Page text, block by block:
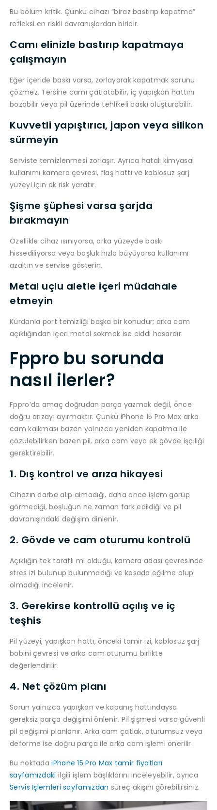
Bu bölüm kritik. Çünkü cihazı “biraz bastırıp kapatma”
refleksi en riskli davranışlardan biridir.
Camı elinizle bastırıp kapatmaya
çalışmayın
Eğer içeride baskı varsa, zorlayarak kapatmak sorunu
çözmez. Tersine camı çatlatabilir, iç yapışkan hattını
bozabilir veya pil üzerinde tehlikeli baskı oluşturabilir.
Kuvvetli yapıştırıcı, japon veya silikon
sürmeyin
Serviste temizlenmesi zorlaşır. Ayrıca hatalı kimyasal
kullanımı kamera çevresi, flaş hattı ve kablosuz şarj
yüzeyi için ek risk yaratır.
Şişme şüphesi varsa şarjda
bırakmayın
Özellikle cihaz ısınıyorsa, arka yüzeyde baskı
hissediliyorsa veya boşluk hızla büyüyorsa kullanımı
azaltın ve servise gösterin.
Metal uçlu aletle içeri müdahale
etmeyin
Kürdanla port temizliği başka bir konudur; arka cam
açıklığından içeri metal sokmak ise ciddi hasardır.
Fppro bu sorunda
nasıl ilerler?
Fppro’da amaç doğrudan parça yazmak değil, önce
doğru arızayı ayırmaktır. Çünkü iPhone 15 Pro Max arka
cam kalkması bazen yalnızca yeniden kapatma ile
çözülebilirken bazen pil, arka cam veya ek gövde işçiliği
gerektirebilir.
1. Dış kontrol ve arıza hikayesi
Cihazın darbe alıp almadığı, daha önce işlem görüp
görmediği, boşluğun ne zaman fark edildiği ve pil
davranışındaki değişim dinlenir.
2. Gövde ve cam oturumu kontrolü
Açıklığın tek taraflı mı olduğu, kamera adası çevresinde
stres izi bulunup bulunmadığı ve kasada eğilme olup
olmadığı incelenir.
3. Gerekirse kontrollü açılış ve iç
teşhis
Pil yüzeyi, yapışkan hattı, önceki tamir izi, kablosuz şarj
bobini çevresi ve arka cam oturumu birlikte
değerlendirilir.
4. Net çözüm planı
Sorun yalnızca yapışkan ve kapanış hattındaysa
gereksiz parça değişimi önlenir. Pil şişmesi varsa güvenli
pil değişimi planlanır. Arka cam çatlak, oturumsuz veya
deforme ise doğru parça ile arka cam işlemi önerilir.
Bu noktadaiPhone 15 Pro Max tamir fiyatları
sayfamızdaki ilgili işlem başlıklarını inceleyebilir, ayrıca
Servis İşlemleri sayfamızdan süreç akışını görebilirsiniz.